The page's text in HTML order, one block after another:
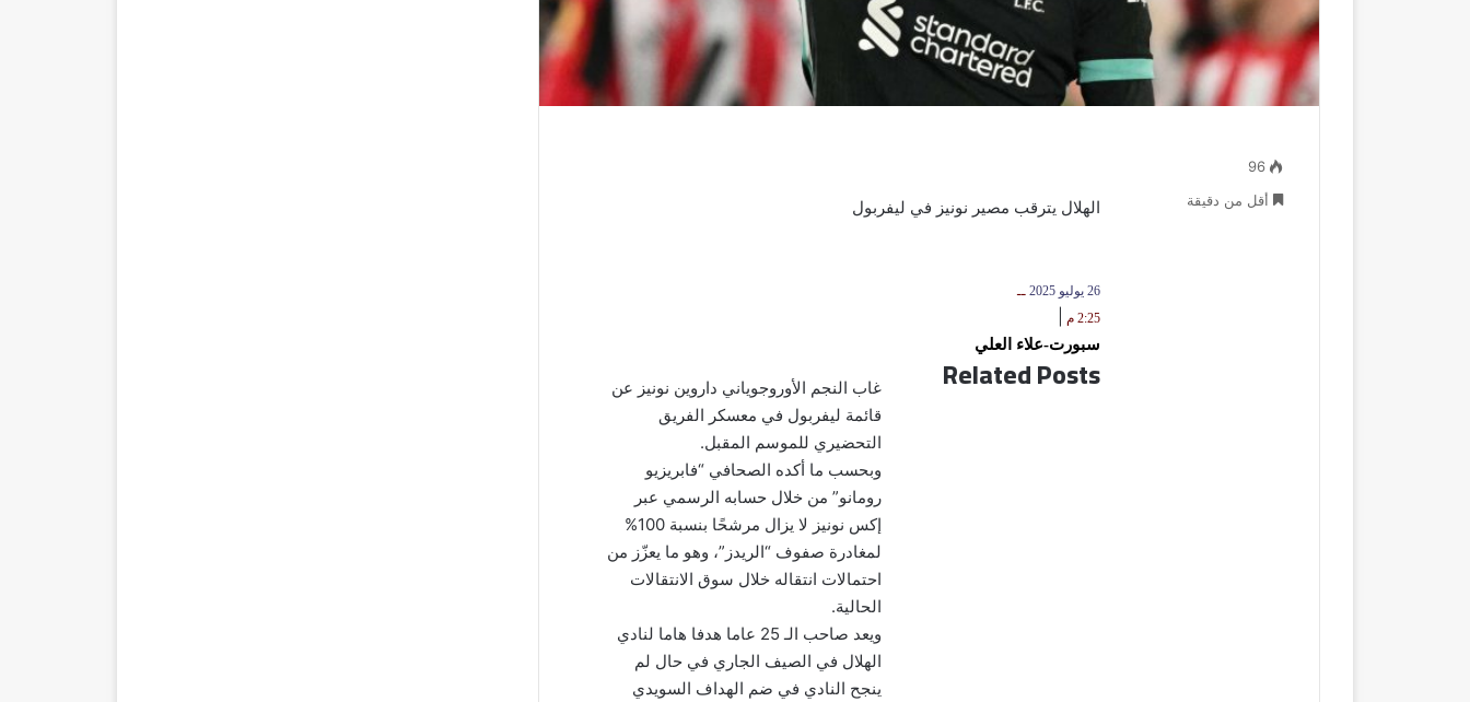
الهلال يترقب مصير نونيز في ليفربول
26 يوليو 2025
2:25 م
سبورت-علاء العلي
غاب النجم الأوروجوياني داروين نونيز عن
قائمة ليفربول في معسكر الفريق
التحضيري للموسم المقبل.
وبحسب ما أكده الصحافي “فابريزيو
رومانو” من خلال حسابه الرسمي عبر
إكس نونيز لا يزال مرشحًا بنسبة 100%
لمغادرة صفوف “الريدز”، وهو ما يعزّز من
احتمالات انتقاله خلال سوق الانتقالات
الحالية.
ويعد صاحب الـ 25 عاما هدفا هاما لنادي
الهلال في الصيف الجاري في حال لم
ينجح النادي في ضم الهداف السويدي
Related Posts
96
أقل من دقيقة